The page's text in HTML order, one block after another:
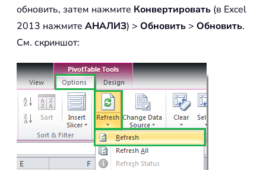
обновить, затем нажмите Конвертировать (в Excel
2013 нажмите АНАЛИЗ) > Обновить > Обновить.
См. скриншот: